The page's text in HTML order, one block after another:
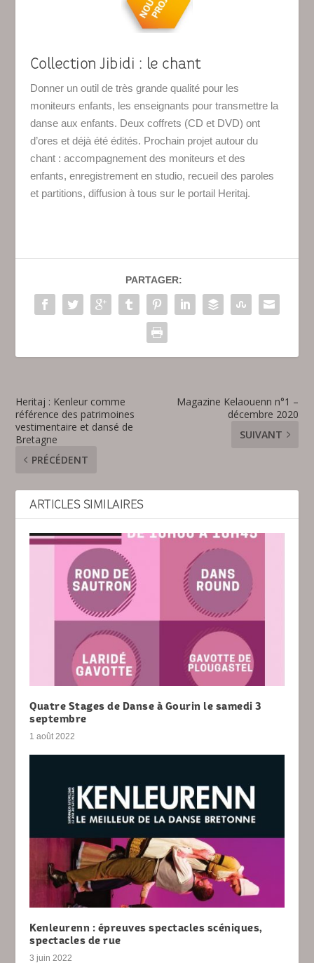
Collection Jibidi : le chant
Donner un outil de très grande qualité pour les
moniteurs enfants, les enseignants pour transmettre la
danse aux enfants. Deux coffrets (CD et DVD) ont
d’ores et déjà été édités. Prochain projet autour du
chant : accompagnement des moniteurs et des
enfants, enregistrement en studio, recueil des paroles
et partitions, diffusion à tous sur le portail Heritaj.
PARTAGER:
Heritaj : Kenleur comme
référence des patrimoines
vestimentaire et dansé de
Bretagne
PRÉCÉDENT
Magazine Kelaouenn n°1 –
décembre 2020
SUIVANT
ARTICLES SIMILAIRES
Quatre Stages de Danse à Gourin le samedi 3
septembre
1 août 2022
Kenleurenn : épreuves spectacles scéniques,
spectacles de rue
3 juin 2022